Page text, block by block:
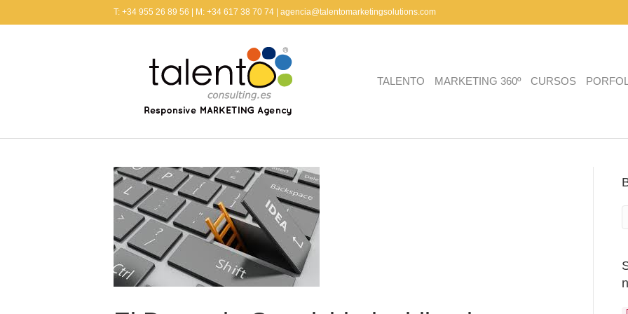
T: +34 955 26 89 56 | M: +34 617 38 70 74 | agencia@talentomarketingsolutions.com
TALENTO MARKETING 360º CURSOS